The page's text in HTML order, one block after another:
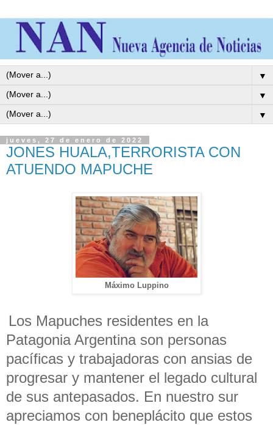
▼
▼
▼
jueves, 27 de enero de 2022
JONES HUALA,TERRORISTA CON
ATUENDO MAPUCHE
Máximo Luppino
Los Mapuches residentes en la
Patagonia Argentina son personas
pacíficas y trabajadoras con ansias de
progresar y mantener el legado cultural
de sus antepasados. En nuestro sur
apreciamos con beneplácito que estos